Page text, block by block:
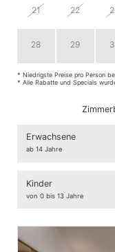
21 22
28 29
* Niedrigste Preise pro Person
* Alle Rabatte und Specials
Erwachsene
ab 14 Jahre
Kinder
von 0 bis 13 Jahre